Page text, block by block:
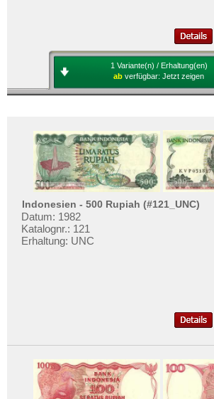
1 Variante(n) / Erhaltung(en)
ab verfügbar: Jetzt zeigen
Indonesien - 500 Rupiah (#121_UNC)
Datum: 1982
Katalognr.: 121
Erhaltung: UNC